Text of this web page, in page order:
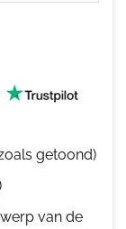
getoond)
van de